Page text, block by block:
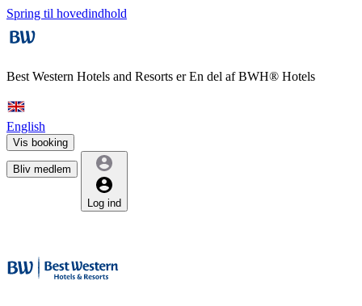
Spring til hovedindhold
Best Western Hotels and Resorts erEn del af BWH® Hotels
English
Vis booking
Bliv medlem
Log ind